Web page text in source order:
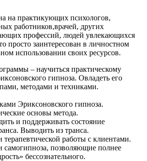
на практикующих психологов,
работников,врачей, других
профессий, людей увлекающихся
просто заинтересован в личностном
использовании своих ресурсов.
– научиться практическому
гипноза. Овладеть его
методами и техниками.
Эриксоновского гипноза.
основы метода.
и поддерживать состояние
Выводить из транса.
работы с клиентами.
самогипноза, позволяющие полнее
бессознательного.